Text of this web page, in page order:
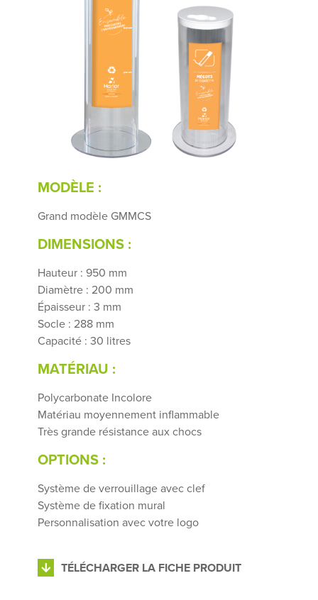
MODÈLE :
Grand modèle GMMCS
DIMENSIONS :
Hauteur : 950 mm
Diamètre : 200 mm
Épaisseur : 3 mm
Socle : 288 mm
Capacité : 30 litres
MATÉRIAU :
Polycarbonate Incolore
Matériau moyennement inflammable
Très grande résistance aux chocs
OPTIONS :
Système de verrouillage avec clef
Système de fixation mural
Personnalisation avec votre logo
TÉLÉCHARGER LA FICHE PRODUIT